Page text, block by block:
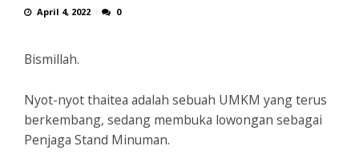
April 4, 2022 0
Bismillah.
Nyot-nyot thaitea adalah sebuah UMKM yang terus
berkembang, sedang membuka lowongan sebagai
Penjaga Stand Minuman.